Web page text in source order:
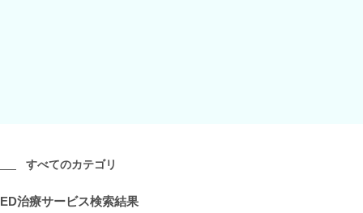
すべてのカテゴリ
ED治療サービス検索結果